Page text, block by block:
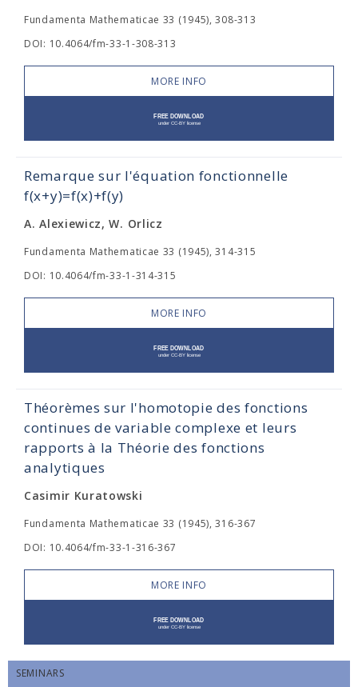
Fundamenta Mathematicae 33 (1945), 308-313
DOI: 10.4064/fm-33-1-308-313
MORE INFO
Remarque sur l'équation fonctionnelle
f(x+y)=f(x)+f(y)
A. Alexiewicz, W. Orlicz
Fundamenta Mathematicae 33 (1945), 314-315
DOI: 10.4064/fm-33-1-314-315
MORE INFO
Théorèmes sur l'homotopie des fonctions
continues de variable complexe et leurs
rapports à la Théorie des fonctions
analytiques
Casimir Kuratowski
Fundamenta Mathematicae 33 (1945), 316-367
DOI: 10.4064/fm-33-1-316-367
MORE INFO
SEMINARS